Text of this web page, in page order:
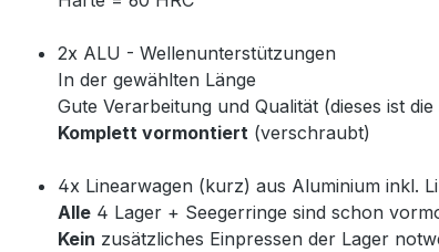
2x ALU - Wellenunterstützungen
In der gewählten Länge
Gute Verarbeitung und Qualität (dieses ist
Komplett vormontiert (verschraubt)
4x Linearwagen (kurz) aus Aluminium inkl.
Alle 4 Lager + Seegerringe sind schon
Kein zusätzliches Einpressen der Lager